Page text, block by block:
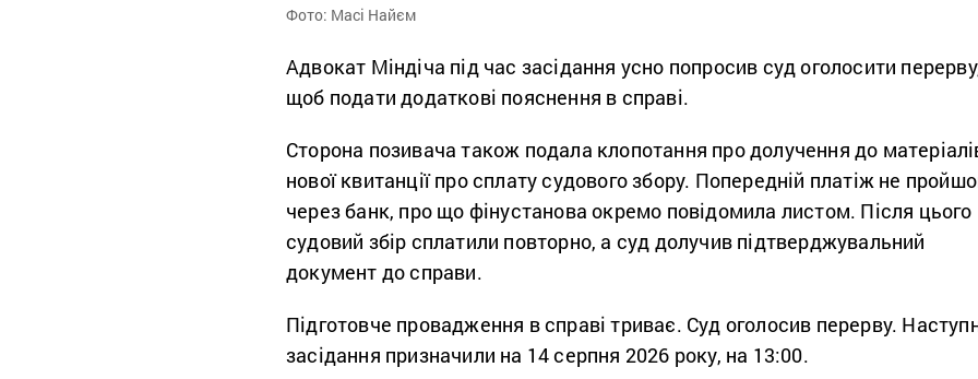
Фото: Масі Найєм
Адвокат Міндіча під час засідання усно попросив суд оголосити
щоб подати додаткові пояснення в справі.
Сторона позивача також подала клопотання про долучення до
нової квитанції про сплату судового збору. Попередній платіж не
через банк, про що фінустанова окремо повідомила листом. Після цього
судовий збір сплатили повторно, а суд долучив підтверджувальний
документ до справи.
Підготовче провадження в справі триває. Суд оголосив перерву.
засідання призначили на 14 серпня 2026 року, на 13:00.